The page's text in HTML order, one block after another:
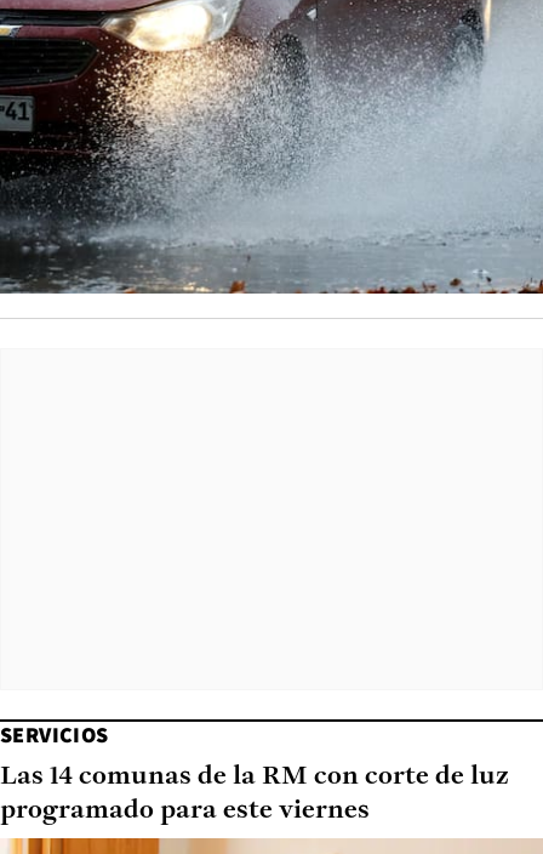
SERVICIOS
Las 14 comunas de la RM con corte de luz
programado para este viernes